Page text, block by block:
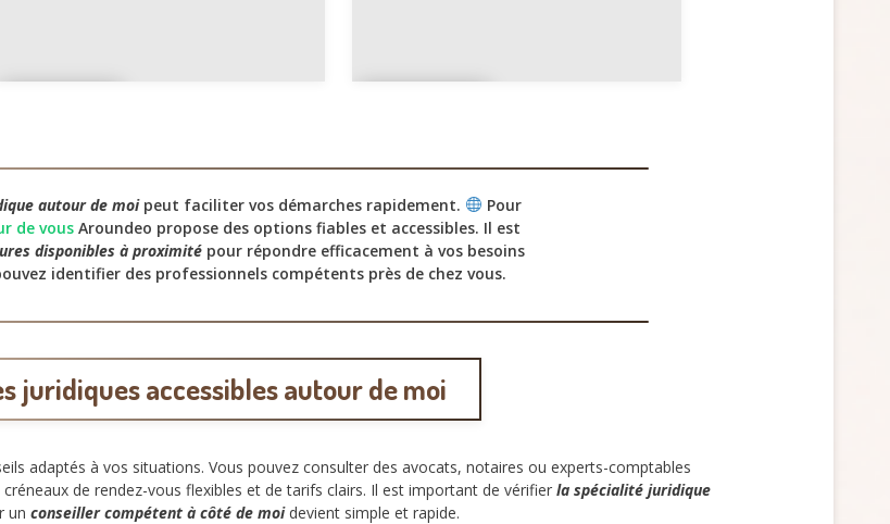
autour de moipeut faciliter vos démarches rapidement.
Pour
de vous Aroundeo propose des options fiables et accessibles. Il est
disponibles à proximité pour répondre efficacement à vos besoins
identifier des professionnels compétents près de chez vous.
juridiques accessibles autour de moi
adaptés à vos situations. Vous pouvez consulter des avocats, notaires ou experts-comptables
de rendez-vous flexibles et de tarifs clairs. Il est important de vérifier la spécialité juridique
un conseiller compétent à côté de moidevient simple et rapide.